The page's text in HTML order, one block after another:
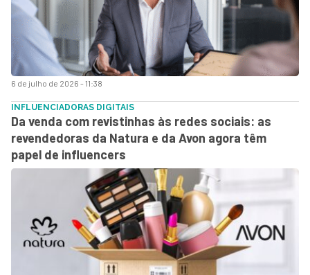
6 de julho de 2026 - 11:38
INFLUENCIADORAS DIGITAIS
Da venda com revistinhas às redes sociais: as
revendedoras da Natura e da Avon agora têm
papel de influencers